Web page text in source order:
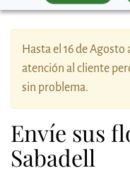
Hasta el 16 de
atención al cliente
sin problema.
Envíe sus
Sabadell